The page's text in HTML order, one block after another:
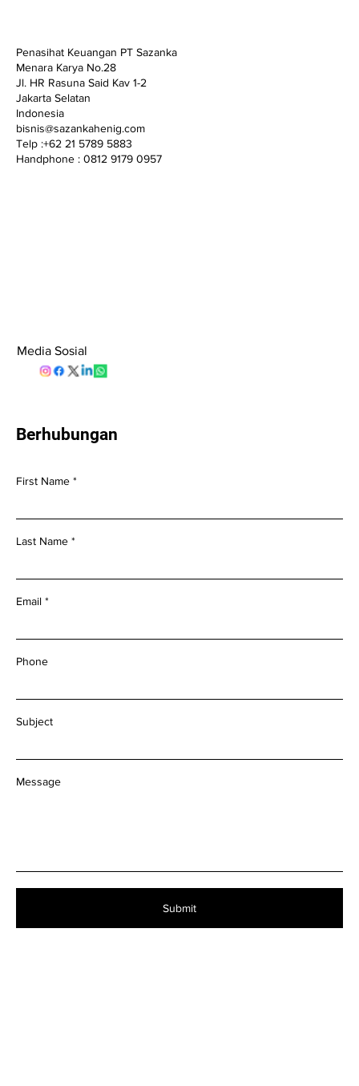
Penasihat Keuangan PT Sazanka
Menara Karya No.28
Jl. HR Rasuna Said Kav 1-2
Jakarta Selatan
Indonesia
bisnis@sazankahenig.com
Telp :+62 21 5789 5883
Handphone : 0812 9179 0957
Berhubungan
First Name
Last Name
Email
Phone
Subject
Message
Submit
Media Sosial